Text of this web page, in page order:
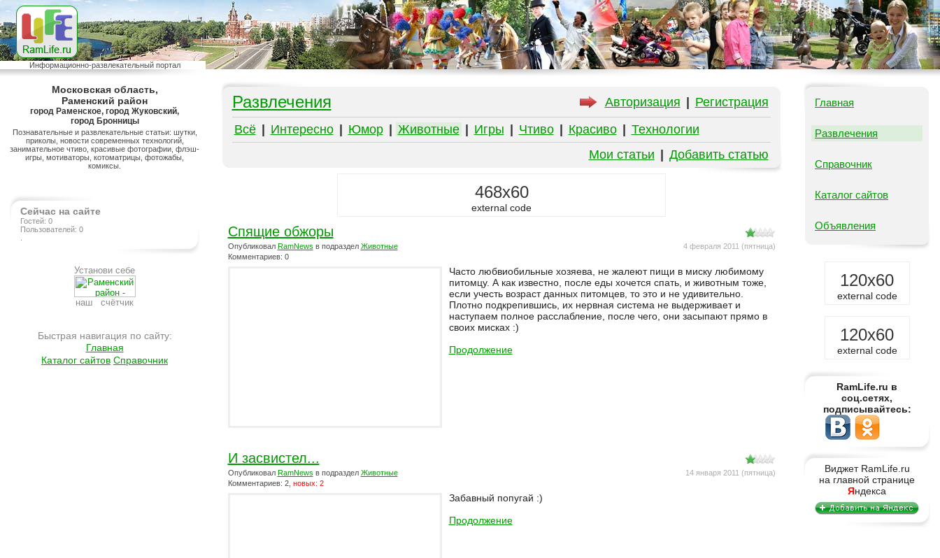
Информационно-развлекательный портал
Московская область,
Раменский район
город Раменское, город Жуковский,
город Бронницы
Познавательные и развлекательные статьи: шутки,
приколы, новости современных технологий,
занимательное чтиво, красивые фотографии, флэш-
игры, мотиваторы, котоматрицы, фотожабы,
комиксы.
Сейчас на сайте
Гостей: 0
Пользователей: 0
Установи себе
наш счётчик
Быстрая навигация по сайту:
Главная
Каталог сайтов Справочник
Авторизация Регистрация
Развлечения
Всё Интересно Юмор Животные Игры Чтиво Красиво
Технологии
Мои статьи
Добавить статью
468x60
external code
Спящие обжоры
4 февраля 2011 (пятница)
Опубликовал RamNews в подраздел Животные
Комментариев: 0
Часто любвиобильные хозяева, не жалеют пищи в миску любимому
питомцу. А как известно, после еды хочется спать, и животным тоже,
если учесть возраст данных питомцев, то это и не удивительно.
Плотно подкрепившись, их нервная система не выдерживает и
наступаем полное расслабление, после чего, они засыпают прямо в
своих мисках :)
Продолжение
И засвистел...
14 января 2011 (пятница)
Опубликовал RamNews в подраздел Животные
Комментариев: 2, новых: 2
Забавный попугай :)
Продолжение
Главная
Развлечения
Справочник
Каталог сайтов
Объявления
120x60
external code
120x60
external code
RamLife.ru в
соц.сетях,
подписывайтесь:
Виджет RamLife.ru
на главной странице
Яндекса